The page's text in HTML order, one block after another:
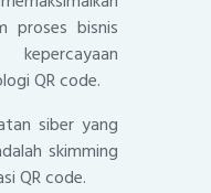
proses bisnis
QR code.
siber yang
skimming
QR code.